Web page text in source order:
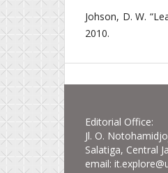
Johson, D. W.
2010.
Editorial Office:
Jl. O.
Salatiga, Central
email: